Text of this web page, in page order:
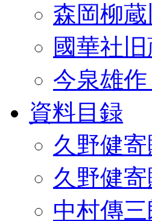
森岡柳
國華社
今泉雄作
資料目録
久野健
久野健
中村傳